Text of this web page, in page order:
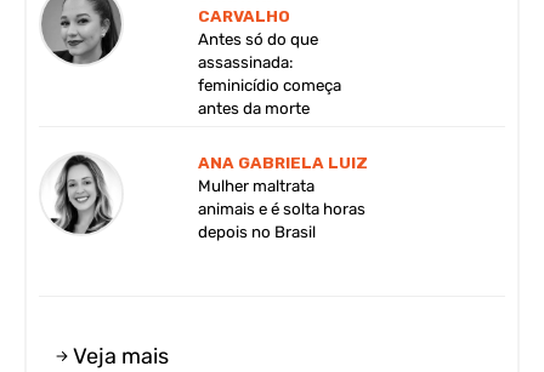
CARVALHO
Antes só do que
assassinada:
feminicídio começa
antes da morte
ANA GABRIELA LUIZ
Mulher maltrata
animais e é solta horas
depois no Brasil
Veja mais